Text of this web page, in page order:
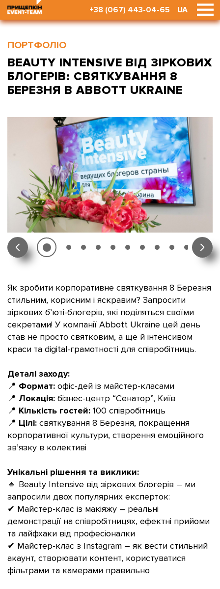
+38 (067) 443-04-65 UA
ПОРТФОЛІО
BEAUTY INTENSIVE ВІД ЗІРКОВИХ
БЛОГЕРІВ: СВЯТКУВАННЯ 8
БЕРЕЗНЯ В ABBOTT UKRAINE
Як зробити корпоративне святкування 8 Березня
стильним, корисним і яскравим? Запросити
зіркових б’юті-блогерів, які поділяться своїми
секретами! У компанії Abbott Ukraine цей день
став не просто святковим, а ще й інтенсивом
краси та digital-грамотності для співробітниць.
Деталі заходу:
📍 Формат: офіс-дей із майстер-класами
📍 Локація: бізнес-центр “Сенатор”, Київ
📍 Кількість гостей: 100 співробітниць
📍 Цілі: святкування 8 Березня, покращення
корпоративної культури, створення емоційного
зв’язку в колективі
Унікальні рішення та виклики:
🔹 Beauty Intensive від зіркових блогерів – ми
запросили двох популярних експерток:
✔ Майстер-клас із макіяжу – реальні
демонстрації на співробітницях, ефектні прийоми
та лайфхаки від професіоналки
✔ Майстер-клас з Instagram – як вести стильний
акаунт, створювати контент, користуватися
фільтрами та камерами правильно